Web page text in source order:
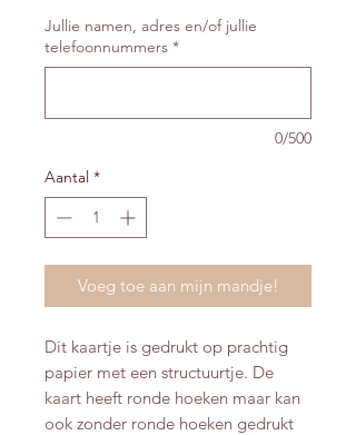
Jullie namen, adres en/of jullie
telefoonnummers *
0/500
Aantal *
Voeg toe aan mijn mandje!
Dit kaartje is gedrukt op prachtig
papier met een structuurtje. De
kaart heeft ronde hoeken maar kan
ook zonder ronde hoeken gedrukt